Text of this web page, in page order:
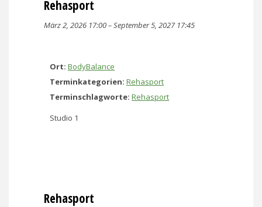
Rehasport
März 2, 2026 17:00–September 5, 2027 17:45
Ort: BodyBalance
Terminkategorien: Rehasport
Terminschlagworte: Rehasport
Studio 1
Rehasport